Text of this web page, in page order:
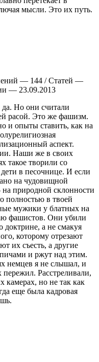
мысли. Это их путь.
— 144 / Статей —
— 23.09.2013
Но они считали
расой. Это же фашизм.
и опыты ставить, как на
аспект.
Наши же в своих
такое творили со
в песочнице. И если
на чудовищной
на природной склонности
полностью в твоей
мужики у блатных на
фашистов. Они убили
а не смакуя
которому отрезают
их съесть, а другие
и ржут над этим.
немцев я не слышал, и
пережил. Расстреливали,
камерах, но не так как
еще была кадровая